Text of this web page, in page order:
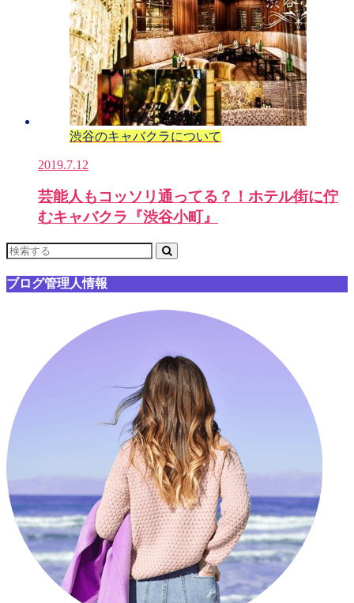
渋谷のキャバクラについて
2019.7.12
芸能人もコッソリ通ってる？！ホテル街に佇
むキャバクラ『渋谷小町』
ブログ管理人情報